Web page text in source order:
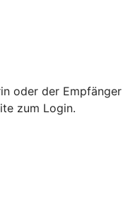
oder der Empfänger
zum Login.